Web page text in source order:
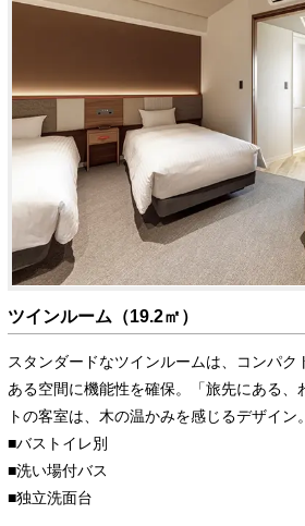
ツインルーム（19.2㎡）
スタンダードなツインルームは、コンパク
ある空間に機能性を確保。「旅先にある、
トの客室は、木の温かみを感じるデザイン。
■バストイレ別
■洗い場付バス
■独立洗面台